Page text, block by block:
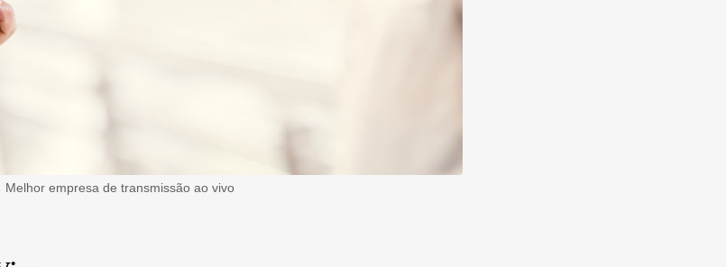
Melhor empresa de transmissão ao vivo